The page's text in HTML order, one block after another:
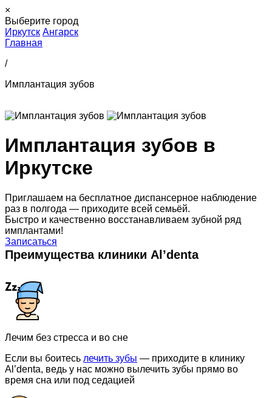
×
Выберите город
Иркутск Ангарск
Главная
/
Имплантация зубов
Имплантация зубов в
Иркутске
Приглашаем на бесплатное диспансерное наблюдение
раз в полгода — приходите всей семьёй.
Быстро и качественно восстанавливаем зубной ряд
имплантами!
Записаться
Преимущества клиники Al’denta
Лечим без стресса и во сне
Если вы боитесь лечить зубы — приходите в клинику
Al’denta, ведь у нас можно вылечить зубы прямо во
время сна или под седацией